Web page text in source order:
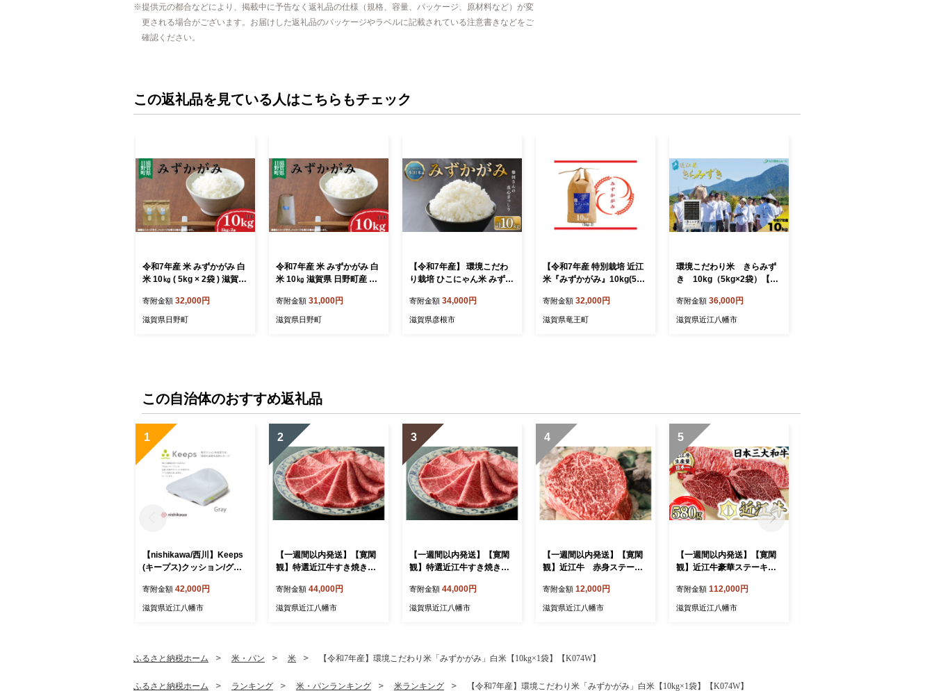
提供元の都合などにより、掲載中に予告なく返礼品の仕様（規格、容量、パッケージ、原材料など）が変
更される場合がございます。お届けした返礼品のパッケージやラベルに記載されている注意書きなどをご
確認ください。
この返礼品を見ている人はこちらもチェック
令和7年産 米 みずかがみ 白
米 10㎏ ( 5kg × 2袋 ) 滋賀県
米 環境こだわり米 ギフト
贈り物 お米
寄附金額 32,000円
滋賀県日野町
令和7年産 米 みずかがみ 白
米 10㎏ 滋賀県 日野町産 お
わり米 ギフト 贈り物 お米
寄附金額 31,000円
滋賀県日野町
【令和7年産】 環境こだわ
り栽培 ひこにゃん米 みずか
ご飯 ごはん 5kg×2袋 10 令
和7年 7年 順次発送 滋賀 彦
寄附金額 34,000円
滋賀県彦根市
【令和7年産 特別栽培 近江
米『みずかがみ』10kg(5kg
ブランド米 滋賀県 竜王
寄附金額 32,000円
滋賀県竜王町
環境こだわり米 きらみず
き 10kg（5kg×2袋）【Q0
寄附金額 36,000円
滋賀県近江八幡市
この自治体のおすすめ返礼品
1
【nishikawa/西川】Keeps
(キープス)クッション/グレ
寄附金額 42,000円
滋賀県近江八幡市
2
【一週間以内発送】【寛閑
観】特選近江牛すき焼きし
g・霜降り200g)【冷蔵】
【FR32W】
寄附金額 44,000円
滋賀県近江八幡市
3
【一週間以内発送】【寛閑
観】特選近江牛すき焼きし
身』ミックス450g(霜降り2
50g・赤身200g)【冷蔵】
寄附金額 44,000円
滋賀県近江八幡市
4
【一週間以内発送】【寛閑
観】近江牛 赤身ステーキ
【冷凍】【FR30W】
寄附金額 12,000円
滋賀県近江八幡市
5
【一週間以内発送】【寛閑
観】近江牛豪華ステーキセ
W1】
寄附金額 112,000円
滋賀県近江八幡市
ふるさと納税ホーム 米・パン 米 【令和7年産】環境こだわり米「みずかがみ」白米【10kg×1袋】【K074W】
ふるさと納税ホーム ランキング 米・パンランキング 米ランキング 【令和7年産】環境こだわり米「みずかがみ」白米【10kg×1袋】【K074W】